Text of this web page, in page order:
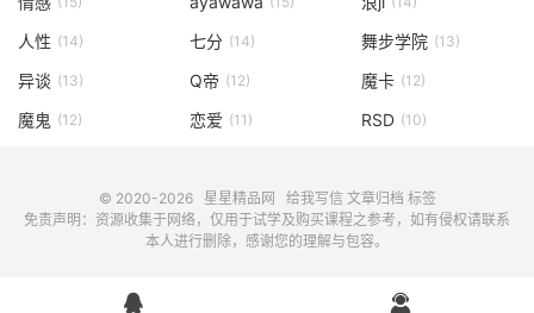
人性 (14) 七分 (14) 舞步学院 (13)
异谈 (13) Q帝 (12) 魔卡 (12)
魔鬼 (12) 恋爱 (11) RSD (10)
© 2020-2026 星星精品网 给我写信 文章归档 标签
免责声明：资源收集于网络，仅用于试学及购买课程之参考，如有侵权请联系
本人进行删除，感谢您的理解与包容。
 